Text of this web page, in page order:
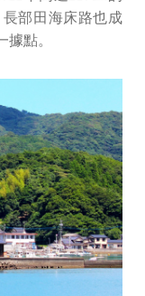
部田海床路也成
點。